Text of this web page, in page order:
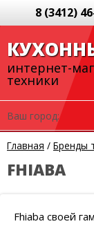
8 (3412)
интернет-
техники
Ваш город:
Главная / Бренды
FHIABA
Fhiaba своей